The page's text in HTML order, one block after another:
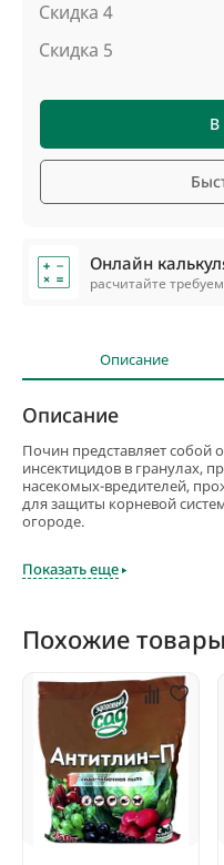
Скидка 4
Скидка 5
В
Онлайн
расчитайте
Описание
Описание
Почин представляет собой
инсектицидов в гранулах,
насекомых-вредителей,
для защиты корневой
огороде.
вредителями и их
Чтоб защитить растения с
равномерно распределить
эффективного применения
перемешивать его с
К преимуществам этого
отнести:
Безопасность для
Длительность действия
Экономичность.
При ежегодном применении
Показать еще
Похожие товары